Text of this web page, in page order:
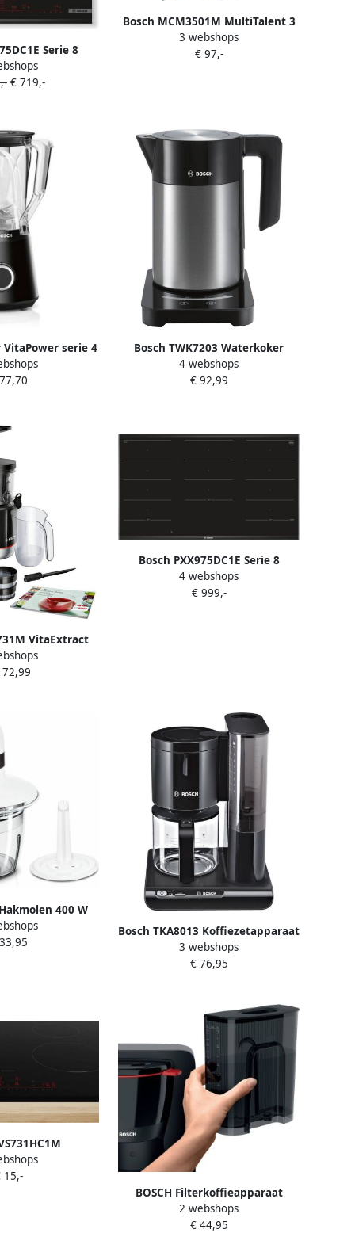
Serie 8
€ 719,-
Bosch MCM3501M MultiTalent 3
Keukenmachine 800W Zwart RVS
3 webshops
€ 97,-
VitaPower serie 4
5 liter container
min zwart
Made in Europe
Bosch TWK7203 Waterkoker
Zwart RVS
4 webshops
€ 92,99
VitaExtract
150 Watt
Bosch PXX975DC1E Serie 8
Inbouw Inductiekookplaat 90cm
PerfectFry: aanbranden behoort
4 webshops
€ 999,-
400 W
Bosch TKA8013 Koffiezetapparaat
Styline Piano zwart
3 webshops
€ 76,95
4 kookzones
15,-
BOSCH Filterkoffieapparaat
MyMoment TKA2M113 1 25 l voor
10-15 kopjes glazen kan 40 min.
2 webshops
€ 44,95